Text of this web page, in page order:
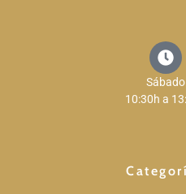
Sábado
10:30h a